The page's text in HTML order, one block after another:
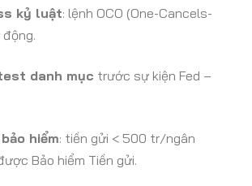
kỷ luật: lệnh OCO (One-Cancels-
danh mục trước sự kiện Fed –
hiểm: tiền gửi < 500 tr/ngân
Bảo hiểm Tiền gửi.